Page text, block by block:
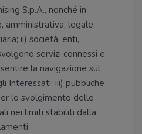
S.p.A., nonché in
amministrativa, legale,
ii) società, enti,
servizi connessi e
la navigazione sul
Interessati; iii) pubbliche
lo svolgimento delle
nei limiti stabiliti dalla